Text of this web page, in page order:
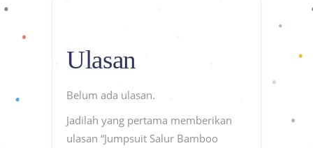
Ulasan
Belum ada ulasan.
Jadilah yang pertama memberikan
ulasan “Jumpsuit Salur Bamboo